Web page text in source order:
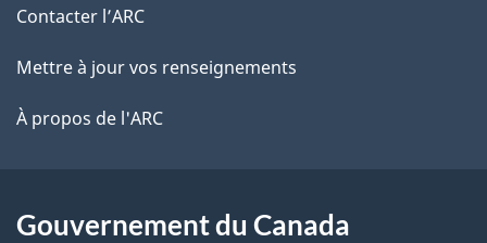
l
a
a
e
é
t
a
de
ce
site
Contacter l’ARC
Mettre à jour vos renseignements
À propos de l'ARC
Gouvernement du Canada